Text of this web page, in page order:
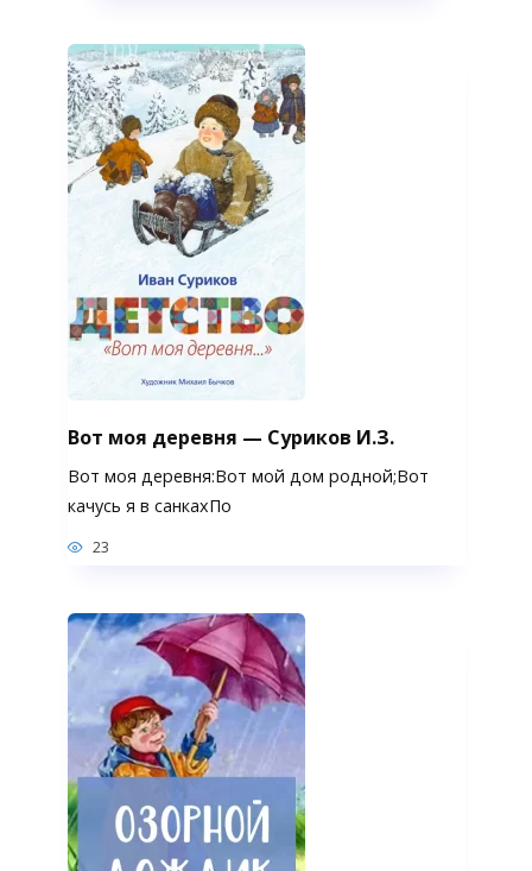
Вот моя деревня — Суриков И.З.
Вот моя деревня:Вот мой дом родной;Вот
качусь я в санкахПо
23